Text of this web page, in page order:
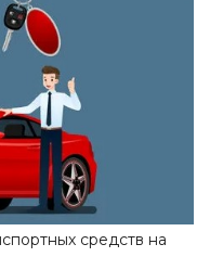
средств на